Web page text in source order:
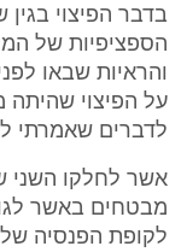
בדבר הפיצוי בגין
הספציפיות של
והראיות שבאו
על הפיצוי שהיתה
לדברים שאמרתי
אשר לחלקו השני
מבטחים באשר
לקופת הפנסיה של